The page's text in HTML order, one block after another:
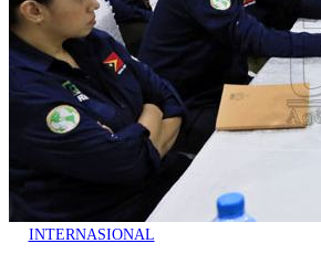
INTERNASIONAL